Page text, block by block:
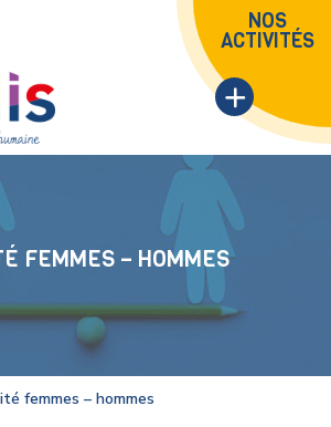
NOS
ACTIVITÉS
& LOCATION DE SALLES
et son équipe accueillent avec convivialité
de l’amphithéâtre Sémaphore et de
son restaurant.
Espace Beaulieu
FEMMES – HOMMES
femmes – hommes